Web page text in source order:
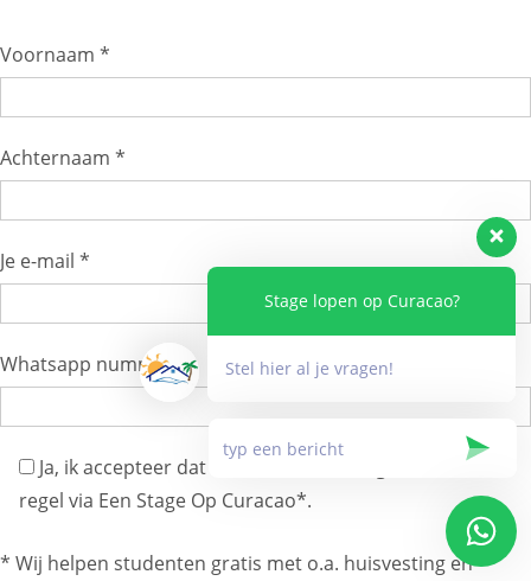
Voornaam *
Achternaam *
Je e-mail *
Whatsapp nummer *
Ja, ik accepteer dat ik zowel huisvesting als vervoer
regel via Een Stage Op Curacao*.
* Wij helpen studenten gratis met o.a. huisvesting en
Stage lopen op Curacao?
Stel hier al je vragen!